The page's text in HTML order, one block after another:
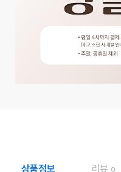
상품정보 리뷰 0